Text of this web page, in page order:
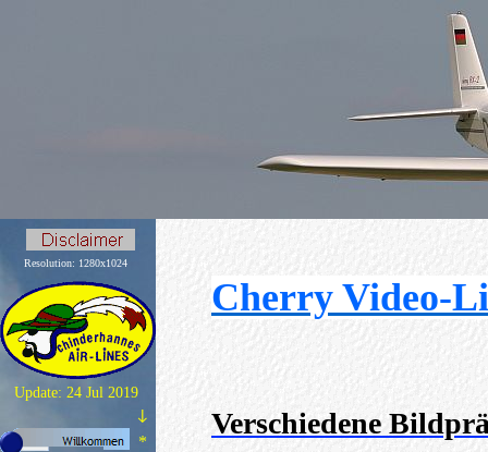
Resolution: 1280x1024
Update: 24 Jul 2019
↓
*
Cherry Video-
Verschiedene